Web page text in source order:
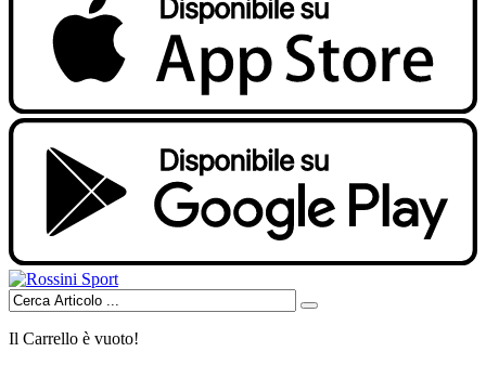
Il Carrello è vuoto!